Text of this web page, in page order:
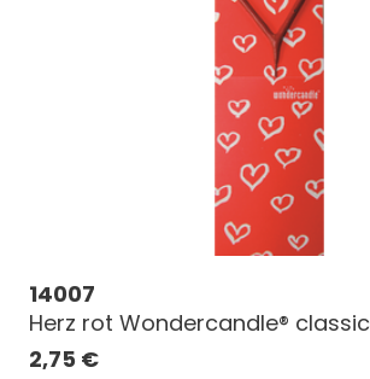
14007
Herz rot Wondercandle® classic
2,75 €